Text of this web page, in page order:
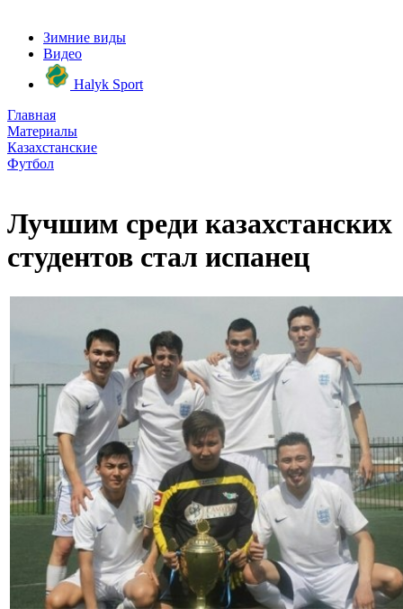
Зимние виды
Видео
Halyk Sport
Главная
Материалы
Казахстанские
Футбол
Лучшим среди казахстанских
студентов стал испанец